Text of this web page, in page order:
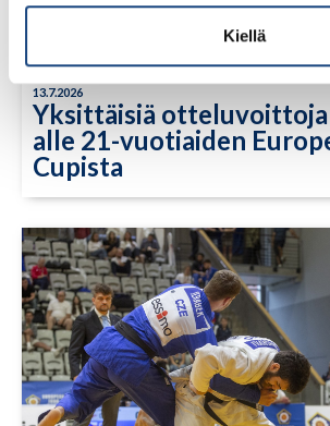
Kiellä
13.7.2026
Yksittäisiä otteluvoittoja
alle 21-vuotiaiden
Cupista